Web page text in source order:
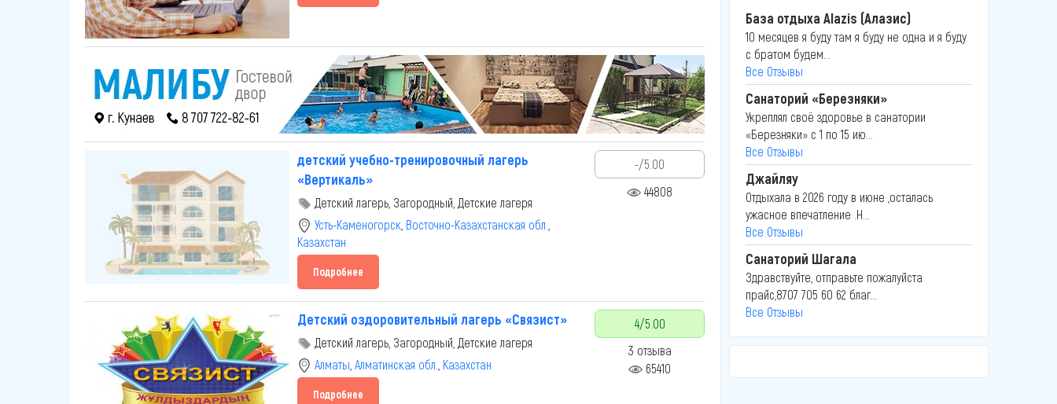
детский учебно-тренировочный лагерь
«Вертикаль»
Детский лагерь, Загородный, Детские лагеря
Усть-Каменогорск Восточно-Казахстанская обл.
Казахстан
Подробнее
-/5.00
44808
Детский оздоровительный лагерь «Связист»
Детский лагерь, Загородный, Детские лагеря
Алматы Алматинская обл. Казахстан
Подробнее
4/5.00
3 отзыва
65410
База отдыха Alazis (Алазис)
10 месяцев я буду там я буду не одна и я буду
с братом будем...
Все Отзывы
Санаторий «Березняки»
Укреплял своё здоровье в санатории
«Березняки» с 1 по 15 ию...
Все Отзывы
Джайляу
Отдыхала в 2026 году в июне ,осталась
ужасное впечатление .Н...
Все Отзывы
Санаторий Шагала
Здравствуйте, отправьте пожалуйста
прайс,8707 705 60 62 благ...
Все Отзывы